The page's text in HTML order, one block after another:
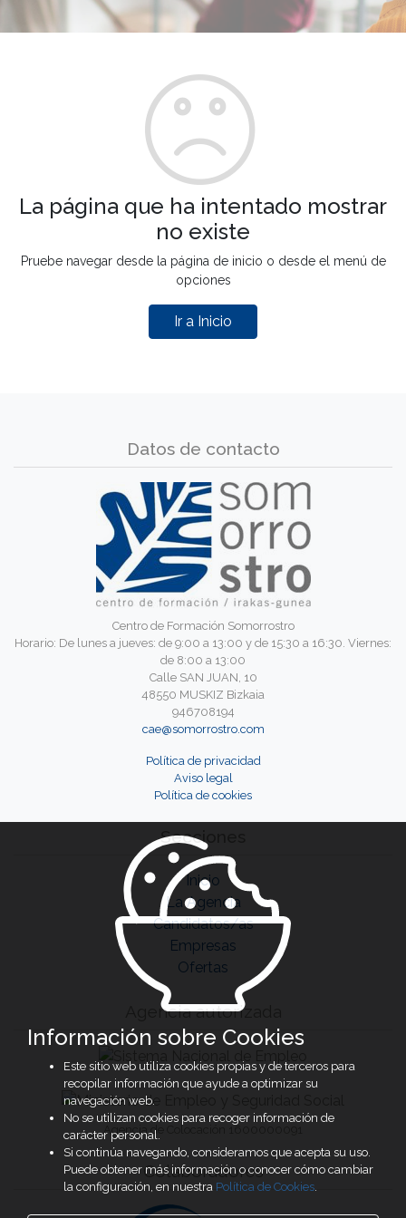
La página que ha intentado mostrar
no existe
Pruebe navegar desde la página de inicio o desde el menú de
opciones
Ir a Inicio
Datos de contacto
Centro de Formación Somorrostro
Horario: De lunes a jueves: de 9:00 a 13:00 y de 15:30 a 16:30. Viernes:
de 8:00 a 13:00
Calle SAN JUAN, 10
48550 MUSKIZ Bizkaia
946708194
cae@somorrostro.com
Política de privacidad
Aviso legal
Política de cookies
Secciones
Inicio
La Agencia
Candidatos/as
Empresas
Ofertas
Agencia autorizada
Agencia de Colocación 1600000091
Colaboradores
Información sobre Cookies
Este sitio web utiliza cookies propias y de terceros para
recopilar información que ayude a optimizar su
navegación web.
No se utilizan cookies para recoger información de
carácter personal.
Si continúa navegando, consideramos que acepta su uso.
Puede obtener más información o conocer cómo cambiar
la configuración, en nuestra Política de Cookies.